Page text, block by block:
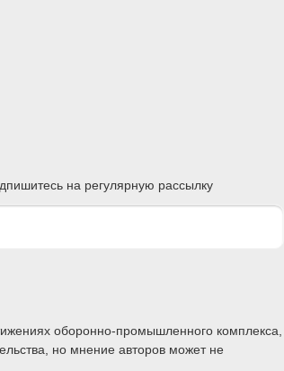
на регулярную рассылку
оборонно-промышленного комплекса,
но мнение авторов может не